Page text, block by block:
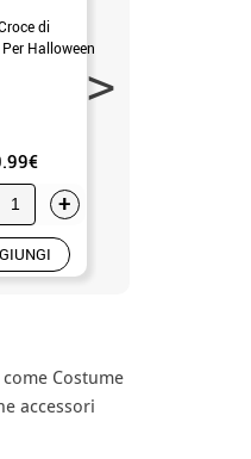
di
Halloween
+
Costume
accessori